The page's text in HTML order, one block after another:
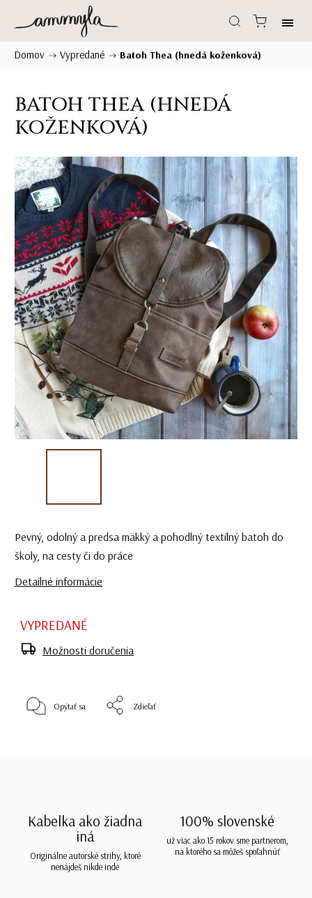
Domov / Vypredané / Batoh Thea (hnedá koženková)
BATOH THEA (HNEDÁ
KOŽENKOVÁ)
Pevný, odolný a predsa mäkký a pohodlný textilný batoh do
školy, na cesty či do práce
Detailné informácie
VYPREDANÉ
Možnosti doručenia
Opýtať sa Zdieľať
Kabelka ako žiadna
iná
Originálne autorské strihy, ktoré
nenájdeš nikde inde
100% slovenské
už viac ako 15 rokov sme partnerom,
na ktorého sa môžeš spoľahnúť